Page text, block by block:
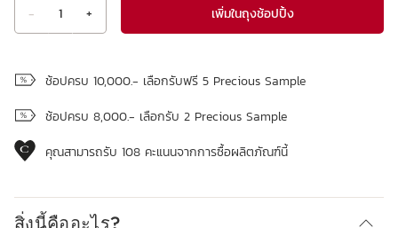
- 1 + เพิ่มในถุงช้อปปิ้ง
ช้อปครบ 10,000.- เลือกรับฟรี 5 Precious Sample
ช้อปครบ 8,000.- เลือกรับ 2 Precious Sample
คุณสามารถรับ 108 คะแนนจากการซื้อผลิตภัณฑ์นี้
สิ่งนี้คืออะไร?